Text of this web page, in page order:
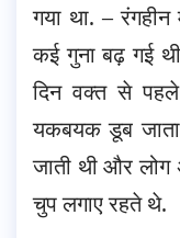
गया था. – रंगहीन
कई गुना बढ़ गई
दिन वक्त से
यकबयक डूब
जाती थी और लोग
चुप लगाए रहते थे.